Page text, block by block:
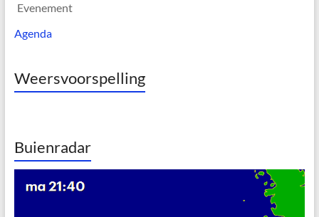
Evenement
Agenda
Weersvoorspelling
Buienradar